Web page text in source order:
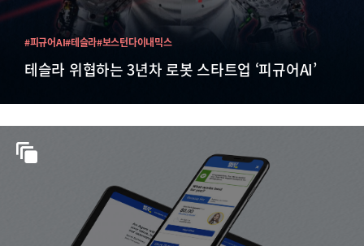
테슬라 위협하는 3년차 로봇 스타트업 ‘피규어AI’
#피규어AI#테슬라#보스턴다이내믹스